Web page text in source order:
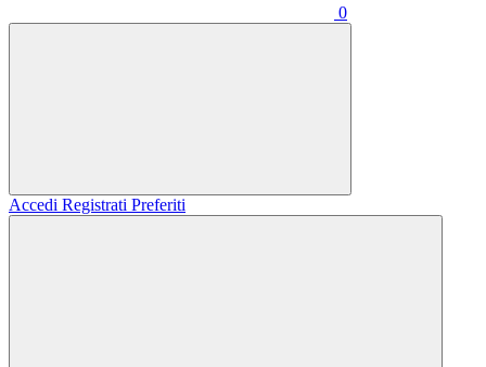
0
Accedi Registrati Preferiti